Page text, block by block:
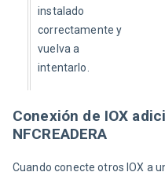
instalado
correctamente y
vuelva a
intentarlo.
Conexión de IOX
NFCREADERA
Cuando conecte otros IOX a